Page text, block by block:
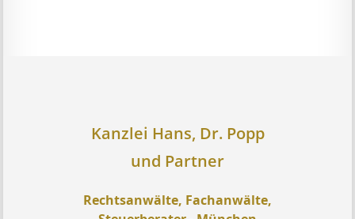
Kanzlei Hans, Dr. Popp
und Partner
Rechtsanwälte, Fachanwälte,